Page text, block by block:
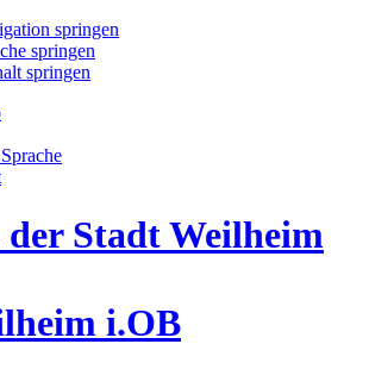
springen
springen
springen
i.OB